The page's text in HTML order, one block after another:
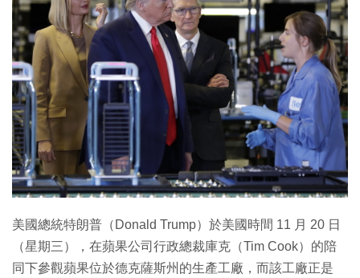
IT Times
生成式AI與雲端應用
Enterprise Digital Transformation
特集
美國總統特朗普（Donald Trump）於美國時間 11 月 20 日
（星期三），在蘋果公司行政總裁庫克（Tim Cook）的陪
同下參觀蘋果位於德克薩斯州的生產工廠，而該工廠正是